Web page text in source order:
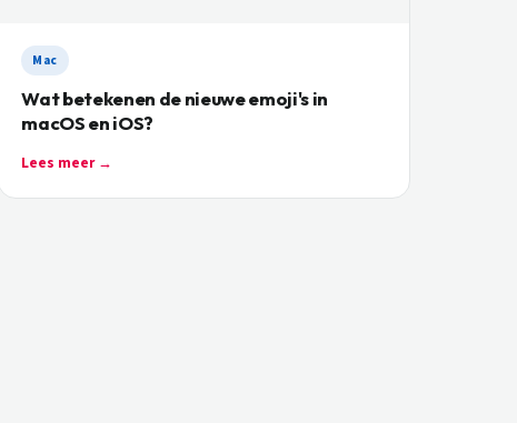
Mac
Wat betekenen de nieuwe emoji's in
macOS en iOS?
Lees meer →